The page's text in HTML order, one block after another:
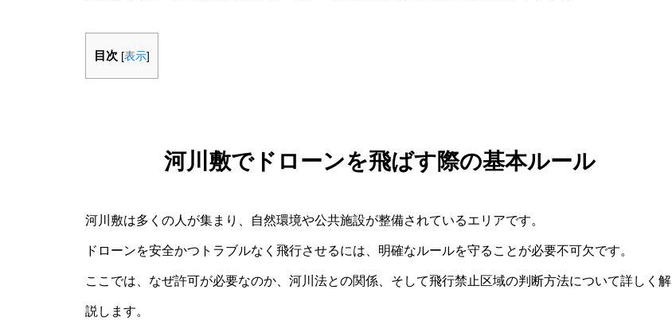
目次 [表示]
河川敷でドローンを飛ばす際の基本ルール
河川敷は多くの人が集まり、自然環境や公共施設が整備されているエリアです。
ドローンを安全かつトラブルなく飛行させるには、明確なルールを守ることが必要不可欠です。
ここでは、なぜ許可が必要なのか、河川法との関係、そして飛行禁止区域の判断方法について詳しく解
説します。